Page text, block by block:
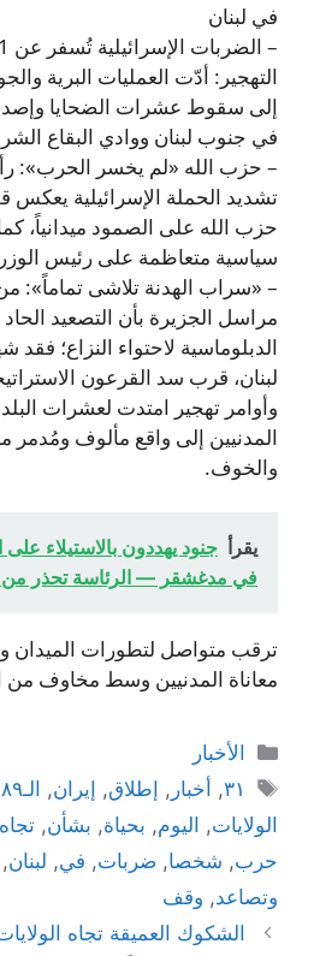
في لبنان
التهجير: أدّت العمليات البرية
إلى سقوط عشرات الضحايا
في جنوب لبنان ووادي البقاع
– حزب الله «لم يخسر الحرب»:
تشديد الحملة الإسرائيلية يعكس
حزب الله على الصمود ميدانياً،
سياسية متعاظمة على رئيس
– «سراب الهدنة تلاشى تماماً»:
مراسل الجزيرة بأن التصعيد الحاد
الدبلوماسية لاحتواء النزاع؛
لبنان، قرب سد القرعون
وأوامر تهجير امتدت لعشرات
المدنيين إلى واقع مألوف ومُدمر
والخوف.
يقرأ جنود يهددون بالاستيلاء
في مدغشقر — الرئاسة تحذر من
ترقب متواصل لتطورات الميدان
معاناة المدنيين وسط مخاوف من
التصنيفات
الأخبار
الوسوم
٣١, أخبار , إطلاق, إيران, الـ٨٩
الولايات, اليوم, بحياة, بشأن, تجاه
حرب, شخصا, ضربات, في, لبنان,
وتصاعد, وقف
الشكوك العميقة تجاه